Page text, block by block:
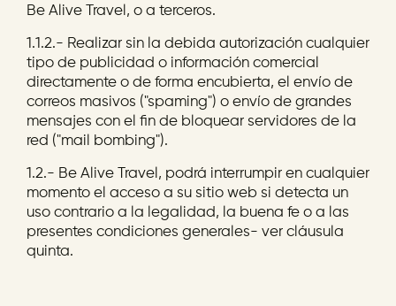
Be Alive Travel, o a terceros.
1.1.2.- Realizar sin la debida autorización cualquier
tipo de publicidad o información comercial
directamente o de forma encubierta, el envío de
correos masivos ("spaming") o envío de grandes
mensajes con el fin de bloquear servidores de la
red ("mail bombing").
1.2.- Be Alive Travel, podrá interrumpir en cualquier
momento el acceso a su sitio web si detecta un
uso contrario a la legalidad, la buena fe o a las
presentes condiciones generales- ver cláusula
quinta.